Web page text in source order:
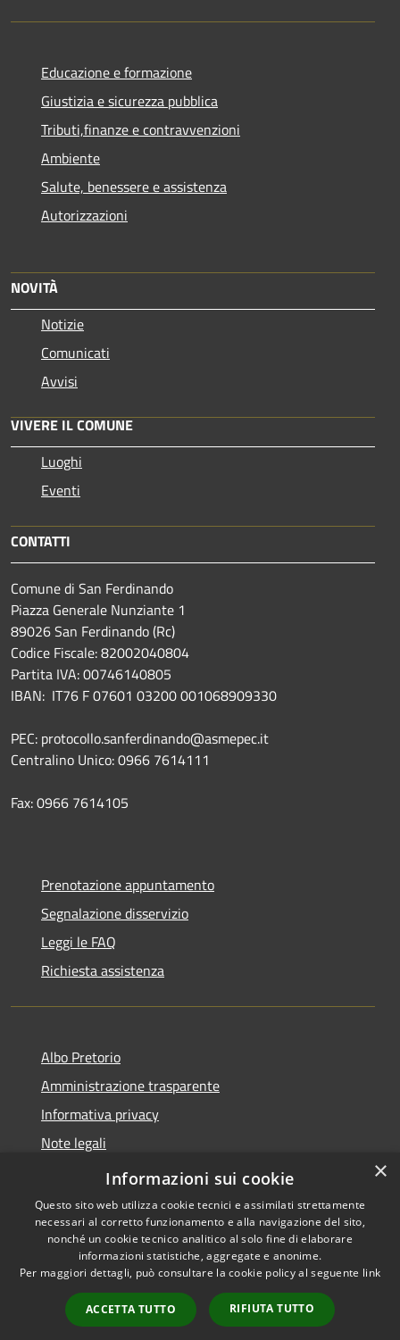
Educazione e formazione
Giustizia e sicurezza pubblica
Tributi,finanze e contravvenzioni
Ambiente
Salute, benessere e assistenza
Autorizzazioni
NOVITÀ
Notizie
Comunicati
Avvisi
VIVERE IL COMUNE
Luoghi
Eventi
CONTATTI
Comune di San Ferdinando
Piazza Generale Nunziante 1
89026 San Ferdinando (Rc)
Codice Fiscale: 82002040804
Partita IVA: 00746140805
IBAN: IT76 F 07601 03200 001068909330
PEC: protocollo.sanferdinando@asmepec.it
Centralino Unico: 0966 7614111
Fax: 0966 7614105
Prenotazione appuntamento
Segnalazione disservizio
Leggi le FAQ
Richiesta assistenza
Albo Pretorio
Amministrazione trasparente
Informativa privacy
Note legali
Dichiarazione di accessibilità
Accessibilità
Copyright © 2026 • Comune di
San Ferdinando • Powered by
Municipium•
Accesso
redazione
×
Informazioni sui cookie
Questo sito web utilizza cookie tecnici e assimilati strettamente
necessari al corretto funzionamento e alla navigazione del sito,
nonché un cookie tecnico analitico al solo fine di elaborare
informazioni statistiche, aggregate e anonime.
Per maggiori dettagli, può consultare la cookie policy al seguente link
ACCETTA TUTTO RIFIUTA TUTTO